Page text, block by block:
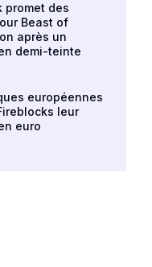
promet des
Beast of
après un
demi-teinte
européennes
leur
euro